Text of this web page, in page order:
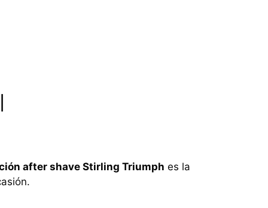
after shave Stirling Triumph es la